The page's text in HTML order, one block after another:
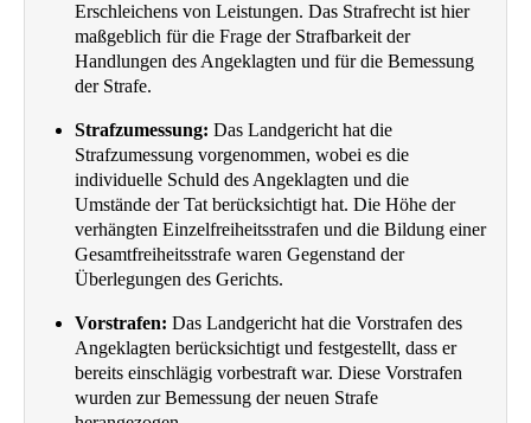
Erschleichens von Leistungen. Das Strafrecht ist hier
maßgeblich für die Frage der Strafbarkeit der
Handlungen des Angeklagten und für die Bemessung
der Strafe.
Strafzumessung: Das Landgericht hat die
Strafzumessung vorgenommen, wobei es die
individuelle Schuld des Angeklagten und die
Umstände der Tat berücksichtigt hat. Die Höhe der
verhängten Einzelfreiheitsstrafen und die Bildung einer
Gesamtfreiheitsstrafe waren Gegenstand der
Überlegungen des Gerichts.
Vorstrafen: Das Landgericht hat die Vorstrafen des
Angeklagten berücksichtigt und festgestellt, dass er
bereits einschlägig vorbestraft war. Diese Vorstrafen
wurden zur Bemessung der neuen Strafe